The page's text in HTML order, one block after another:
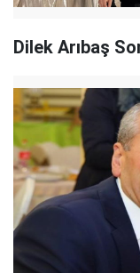
Dilek Arıbaş